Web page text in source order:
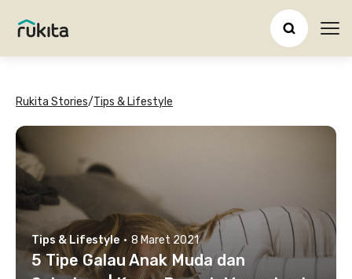
Rukita Stories/Tips & Lifestyle
Tips & Lifestyle · 8 Maret 2021
5 Tipe Galau Anak Muda dan